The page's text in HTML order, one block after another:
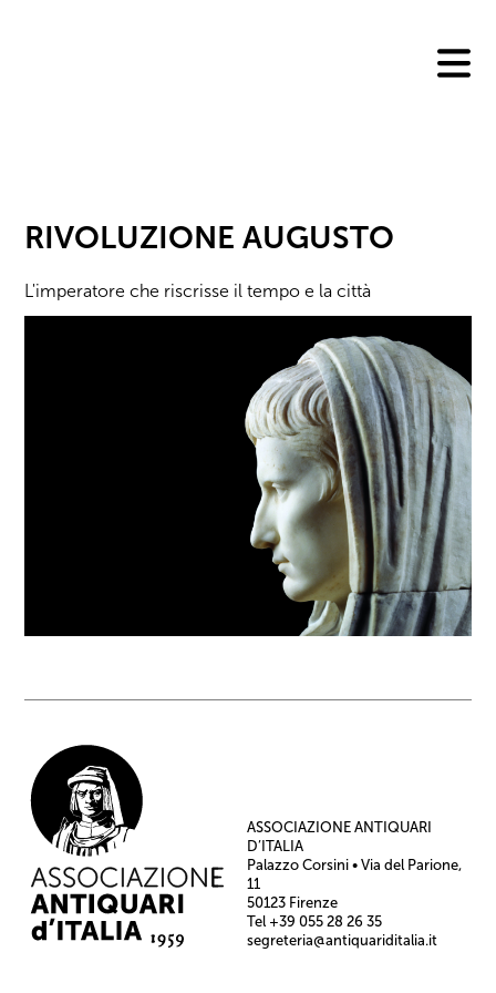
RIVOLUZIONE AUGUSTO
L'imperatore che riscrisse il tempo e la città
ASSOCIAZIONE ANTIQUARI
D’ITALIA
Palazzo Corsini • Via del Parione,
11
50123 Firenze
Tel +39 055 28 26 35
segreteria@antiquariditalia.it